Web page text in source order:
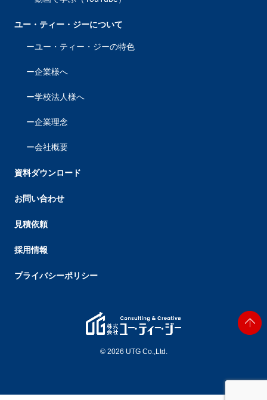
ユー・ティー・ジーについて
ユー・ティー・ジーの特色
企業様へ
学校法人様へ
企業理念
会社概要
資料ダウンロード
お問い合わせ
見積依頼
採用情報
プライバシーポリシー
© 2026 UTG Co.,Ltd.